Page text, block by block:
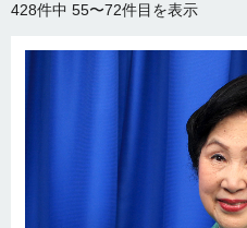
428件中 55〜72件目を表示